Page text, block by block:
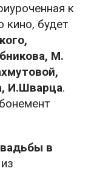
к
кино, будет
М.
И.Шварца.
в
из